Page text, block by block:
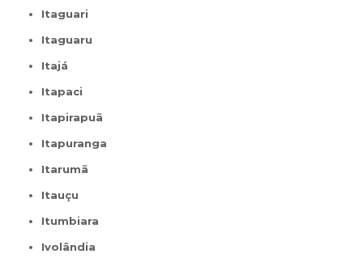
Itaguari
Itaguaru
Itajá
Itapaci
Itapirapuã
Itapuranga
Itarumã
Itauçu
Itumbiara
Ivolândia